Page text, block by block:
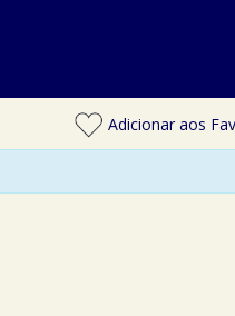
Adicionar aos